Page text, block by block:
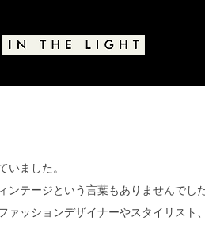
いました。
ンテージという言葉もありませんでし
ァッションデザイナーやスタイリスト